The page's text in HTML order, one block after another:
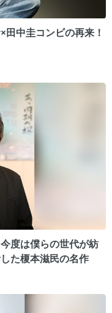
田中圭コンビの再来！
度は僕らの世代が紡
た榎本滋民の名作